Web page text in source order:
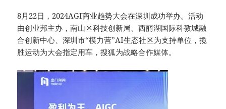
8月22日，2024AGI商业趋势大会在深圳成功举办。活动
由创业邦主办，南山区科技创新局、西丽湖国际科教城融
合创新中心、深圳市“模力营”AI生态社区为支持单位，揽
胜运动为大会指定用车，搜狐为战略合作媒体。